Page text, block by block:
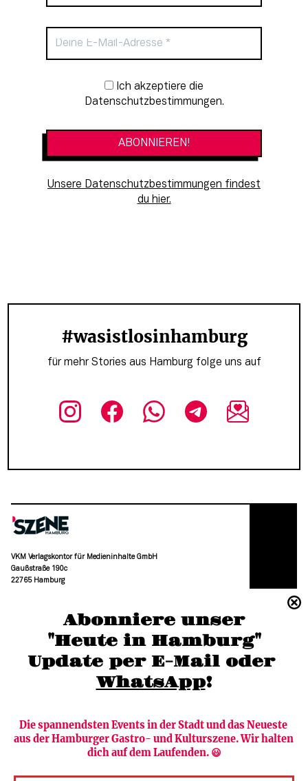
Abonniere unser
"Heute in Hamburg"
Update per E-Mail oder
WhatsApp!
Die spannendsten Events in der Stadt und das Neueste
aus der Hamburger Gastro- und Kulturszene. Wir halten
dich auf dem Laufenden. 😃
Newsletter-Anmeldung
Datenschutzbestimmungen.
Unsere Datenschutzbestimmungen findest
du hier.
#wasistlosinhamburg
für mehr Stories aus Hamburg folge uns auf
VKM Verlagskontor für Medieninhalte GmbH
Gaußstraße 190c
22765 Hamburg
moc.grubmah-enezs@ofni
Newsletter abonnieren